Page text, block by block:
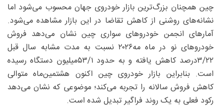
چین همچنان بزرگ‌ترین بازار خودروی جهان محسوب می‌شود اما
نشانه‌های روشنی از کاهش تقاضا در این بازار مشاهده می‌شود.
آمارهای انجمن خودروهای سواری چین نشان می‌دهد فروش
خودروهای نو در ماه مه۲۰۲۶ نسبت به مدت مشابه سال قبل
۳/۲۲‌درصد کاهش یافته و به حدود ۵۳/۱‌میلیون دستگاه رسیده
است. بنابراین بازار خودروی چین اکنون هشتمین‌ماه متوالی
کاهش فروش سالانه را تجربه می‌کند؛ موضوعی که نشان می‌دهد
رکود فعلی به یک روند فراگیر تبدیل شده است.